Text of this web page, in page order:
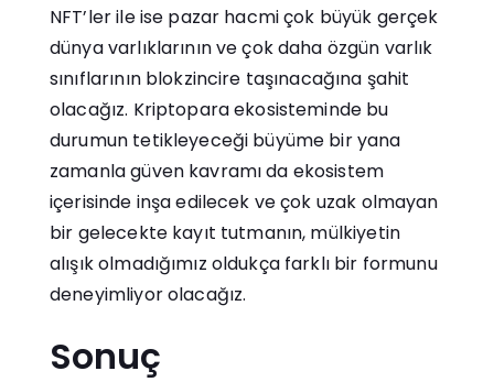
NFT’ler ile ise pazar hacmi çok büyük gerçek
dünya varlıklarının ve çok daha özgün varlık
sınıflarının blokzincire taşınacağına şahit
olacağız. Kriptopara ekosisteminde bu
durumun tetikleyeceği büyüme bir yana
zamanla güven kavramı da ekosistem
içerisinde inşa edilecek ve çok uzak olmayan
bir gelecekte kayıt tutmanın, mülkiyetin
alışık olmadığımız oldukça farklı bir formunu
deneyimliyor olacağız.
Sonuç